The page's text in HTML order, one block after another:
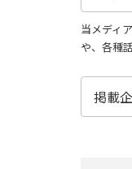
有識者の
活動トピ
当メディ
や、各種
掲載